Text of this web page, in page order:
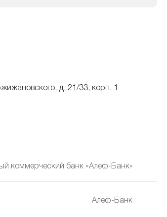
д. 21/33, корп. 1
коммерческий банк «Алеф-Банк»
Алеф-Банк